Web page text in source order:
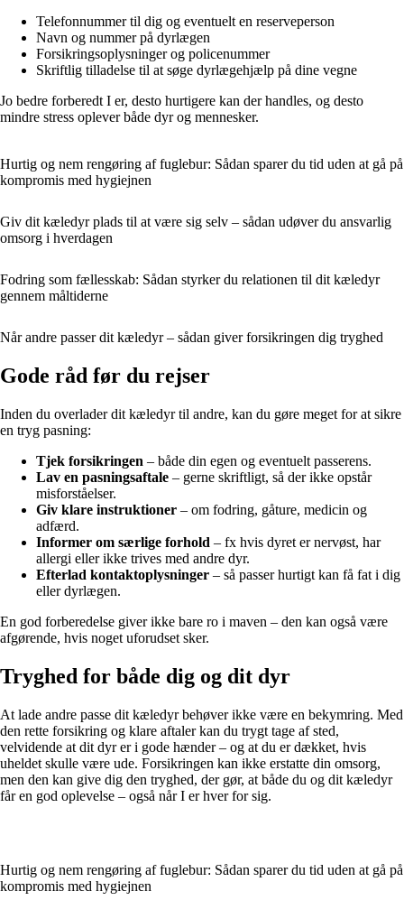
Telefonnummer til dig og eventuelt en reserveperson
Navn og nummer på dyrlægen
Forsikringsoplysninger og policenummer
Skriftlig tilladelse til at søge dyrlægehjælp på dine vegne
Jo bedre forberedt I er, desto hurtigere kan der handles, og desto
mindre stress oplever både dyr og mennesker.
Hurtig og nem rengøring af fuglebur: Sådan sparer du tid uden at gå på
kompromis med hygiejnen
Giv dit kæledyr plads til at være sig selv – sådan udøver du ansvarlig
omsorg i hverdagen
Fodring som fællesskab: Sådan styrker du relationen til dit kæledyr
gennem måltiderne
Når andre passer dit kæledyr – sådan giver forsikringen dig tryghed
Gode råd før du rejser
Inden du overlader dit kæledyr til andre, kan du gøre meget for at sikre
en tryg pasning:
Tjek forsikringen – både din egen og eventuelt passerens.
Lav en pasningsaftale – gerne skriftligt, så der ikke opstår
misforståelser.
Giv klare instruktioner – om fodring, gåture, medicin og
adfærd.
Informer om særlige forhold – fx hvis dyret er nervøst, har
allergi eller ikke trives med andre dyr.
Efterlad kontaktoplysninger – så passer hurtigt kan få fat i dig
eller dyrlægen.
En god forberedelse giver ikke bare ro i maven – den kan også være
afgørende, hvis noget uforudset sker.
Tryghed for både dig og dit dyr
At lade andre passe dit kæledyr behøver ikke være en bekymring. Med
den rette forsikring og klare aftaler kan du trygt tage af sted,
velvidende at dit dyr er i gode hænder – og at du er dækket, hvis
uheldet skulle være ude. Forsikringen kan ikke erstatte din omsorg,
men den kan give dig den tryghed, der gør, at både du og dit kæledyr
får en god oplevelse – også når I er hver for sig.
Hurtig og nem rengøring af fuglebur: Sådan sparer du tid uden at gå på
kompromis med hygiejnen